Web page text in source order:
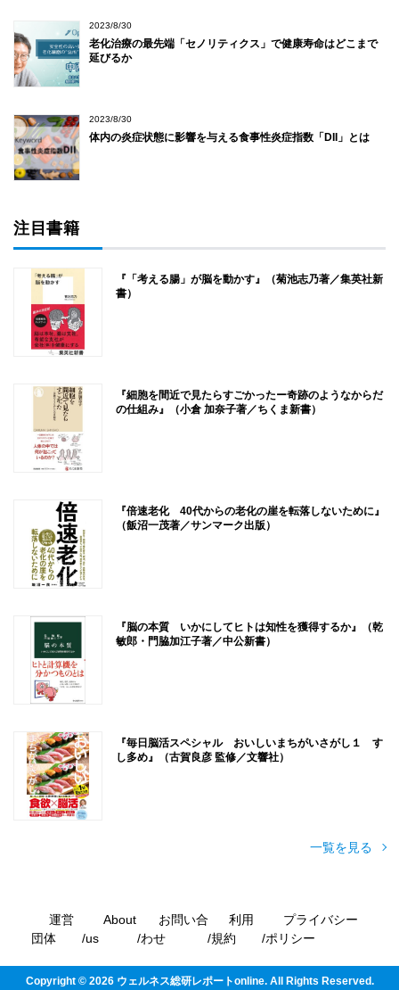
2023/8/30
老化治療の最先端「セノリティクス」で健康寿命はどこまで
延びるか
2023/8/30
体内の炎症状態に影響を与える食事性炎症指数「DII」とは
注目書籍
『「考える腸」が脳を動かす』（菊池志乃著／集英社新
書）
『細胞を間近で見たらすごかったー奇跡のようなからだ
の仕組み』（小倉 加奈子著／ちくま新書）
『倍速老化 40代からの老化の崖を転落しないために』
（飯沼一茂著／サンマーク出版）
『脳の本質 いかにしてヒトは知性を獲得するか』（乾
敏郎・門脇加江子著／中公新書）
『毎日脳活スペシャル おいしいまちがいさがし１ す
し多め』（古賀良彦 監修／文響社）
一覧を見る
運営
団体
About
us
お問い合
わせ
利用
規約
プライバシー
ポリシー
Copyright ©2026ウェルネス総研レポートonline. All Rights Reserved.